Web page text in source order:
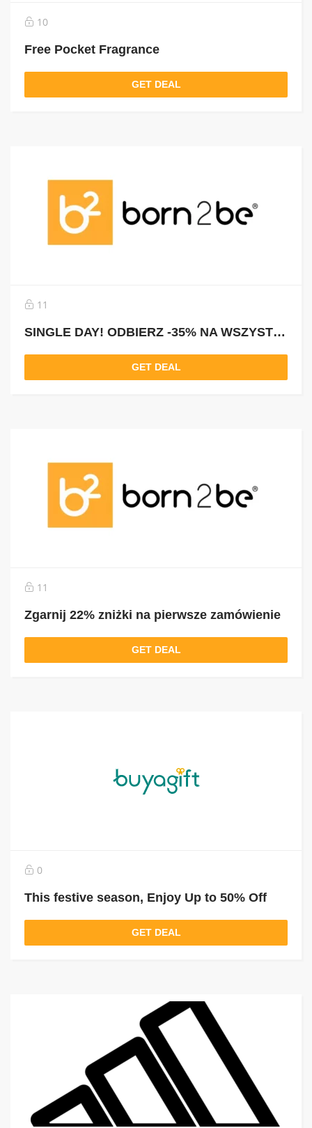
10
Free Pocket Fragrance
GET DEAL
11
SINGLE DAY! ODBIERZ -35% NA WSZYSTKO Z KODEM: SINGLE35
GET DEAL
11
Zgarnij 22% zniżki na pierwsze zamówienie
GET DEAL
0
This festive season, Enjoy Up to 50% Off
GET DEAL